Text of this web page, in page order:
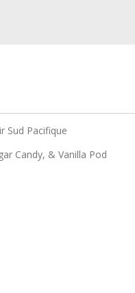
Sud Pacifique
Candy, & Vanilla Pod